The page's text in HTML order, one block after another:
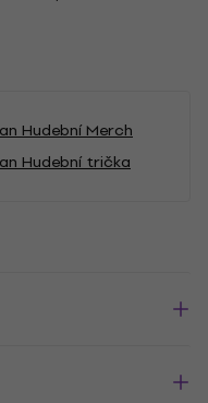
Hudební Merch
Hudební trička